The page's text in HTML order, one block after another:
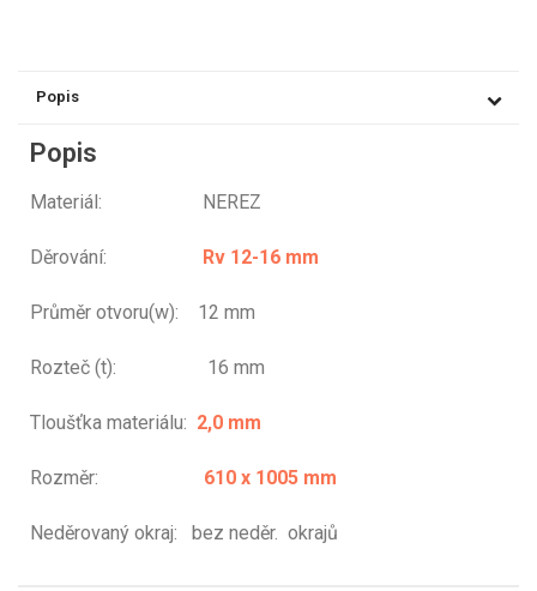
Popis
Popis
Materiál: NEREZ
Děrování: Rv 12-16 mm
Průměr otvoru(w): 12 mm
Rozteč (t): 16 mm
Tloušťka materiálu: 2,0 mm
Rozměr: 610 x 1005 mm
Neděrovaný okraj: bez neděr. okrajů